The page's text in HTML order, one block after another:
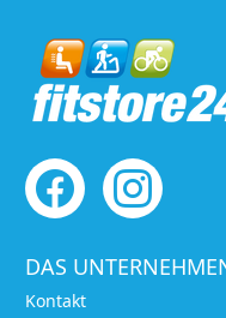
DAS
Kontakt